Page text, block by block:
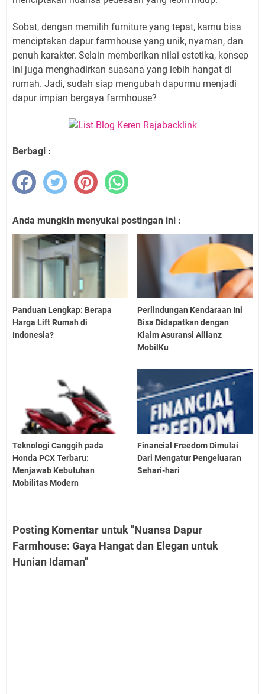
Sobat, dengan memilih furniture yang tepat, kamu bisa
menciptakan dapur farmhouse yang unik, nyaman, dan
penuh karakter. Selain memberikan nilai estetika, konsep
ini juga menghadirkan suasana yang lebih hangat di
rumah. Jadi, sudah siap mengubah dapurmu menjadi
dapur impian bergaya farmhouse?
Berbagi :
Anda mungkin menyukai postingan ini :
Panduan Lengkap: Berapa
Harga Lift Rumah di
Indonesia?
Perlindungan Kendaraan Ini
Bisa Didapatkan dengan
Klaim Asuransi Allianz
MobilKu
Teknologi Canggih pada
Honda PCX Terbaru:
Menjawab Kebutuhan
Mobilitas Modern
Financial Freedom Dimulai
Dari Mengatur Pengeluaran
Sehari-hari
Posting Komentar untuk "Nuansa Dapur
Farmhouse: Gaya Hangat dan Elegan untuk
Hunian Idaman"